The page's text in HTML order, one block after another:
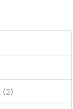
(2)